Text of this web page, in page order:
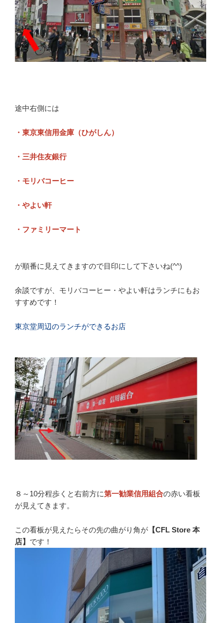
途中右側には
・東京東信用金庫（ひがしん）
・三井住友銀行
・モリバコーヒー
・やよい軒
・ファミリーマート
が順番に見えてきますので目印にして下さいね(^^)
余談ですが、モリバコーヒー・やよい軒はランチにもお
すすめです！
東京堂周辺のランチができるお店
８～10分程歩くと右前方に第一勧業信用組合の赤い看板
が見えてきます。
この看板が見えたらその先の曲がり角が 【CFL Store 本
店】 です！